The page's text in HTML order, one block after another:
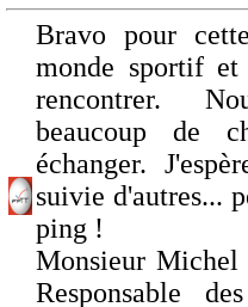
Bravo pour
monde sportif
rencontrer.
beaucoup de
échanger.
suivie d'autres...
ping !
Monsieur
Responsable